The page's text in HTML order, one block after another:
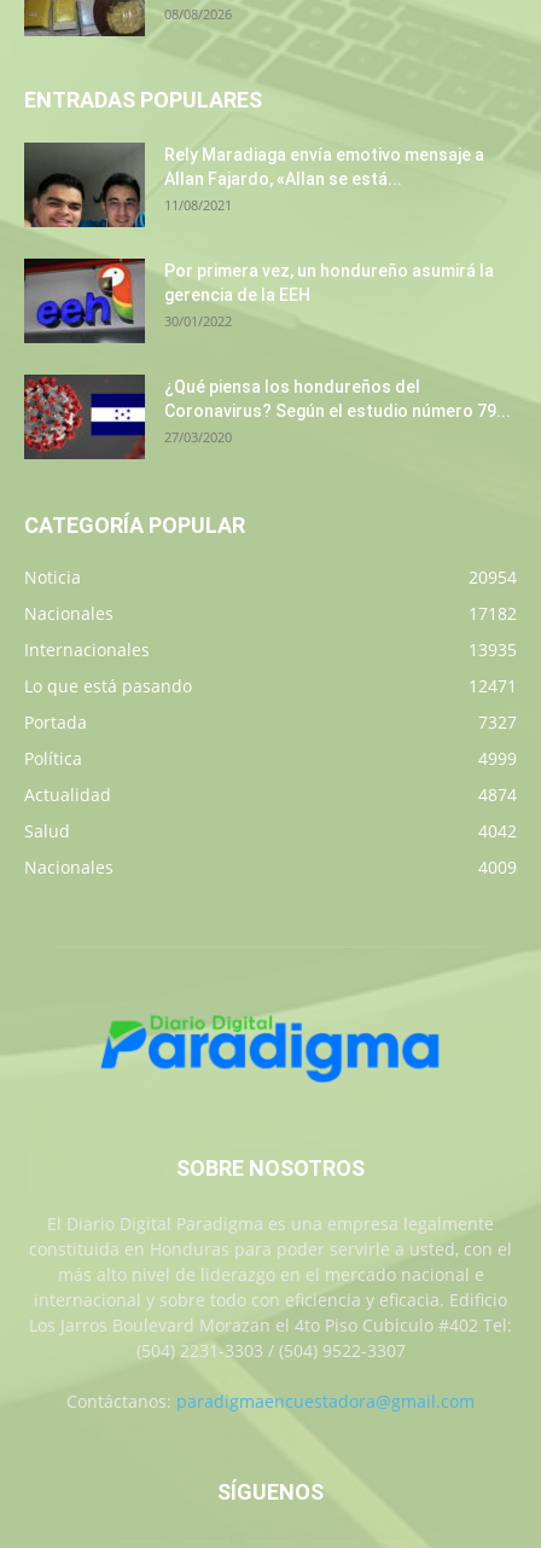
08/08/2026
ENTRADAS POPULARES
Rely Maradiaga envía emotivo mensaje a
Allan Fajardo, «Allan se está...
11/08/2021
Por primera vez, un hondureño asumirá la
gerencia de la EEH
30/01/2022
¿Qué piensa los hondureños del
Coronavirus? Según el estudio número 79...
27/03/2020
CATEGORÍA POPULAR
Noticia
20954
Nacionales
17182
Internacionales
13935
Lo que está pasando
12471
Portada
7327
Política
4999
Actualidad
4874
Salud
4042
Nacionales
4009
SOBRE NOSOTROS
El Diario Digital Paradigma es una empresa legalmente
constituida en Honduras para poder servirle a usted, con el
más alto nivel de liderazgo en el mercado nacional e
internacional y sobre todo con eficiencia y eficacia. Edificio
Los Jarros Boulevard Morazan el 4to Piso Cubiculo #402 Tel:
(504) 2231-3303 / (504) 9522-3307
Contáctanos: paradigmaencuestadora@gmail.com
SÍGUENOS